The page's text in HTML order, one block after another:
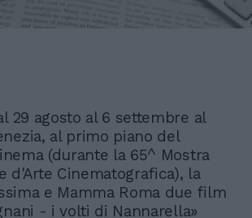
29 agosto al 6 settembre al
al primo piano del
(durante la 65^ Mostra
d'Arte Cinematografica), la
e Mamma Roma due film
- i volti di Nannarella»